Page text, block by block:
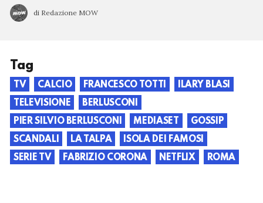
di Redazione MOW
Tag
TV CALCIO FRANCESCO TOTTI
ILARY BLASI
TELEVISIONE
BERLUSCONI
PIER SILVIO BERLUSCONI
MEDIASET
GOSSIP
SCANDALI
LA TALPA
ISOLA DEI FAMOSI
SERIE TV
FABRIZIO CORONA NETFLIX ROMA